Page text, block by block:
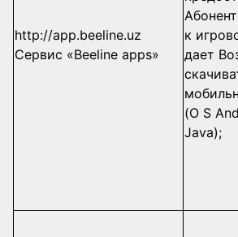
http://app.beeline.uz
Сервис «Beeline apps»
к
дает
(O S
Java);